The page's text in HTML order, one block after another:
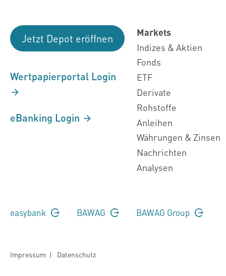
Jetzt Depot eröffnen
Wertpapierportal Login
eBanking Login
Markets
Indizes & Aktien
Fonds
ETF
Derivate
Rohstoffe
Anleihen
Währungen & Zinsen
Nachrichten
Analysen
easybank BAWAG BAWAG Group
Impressum | Datenschutz